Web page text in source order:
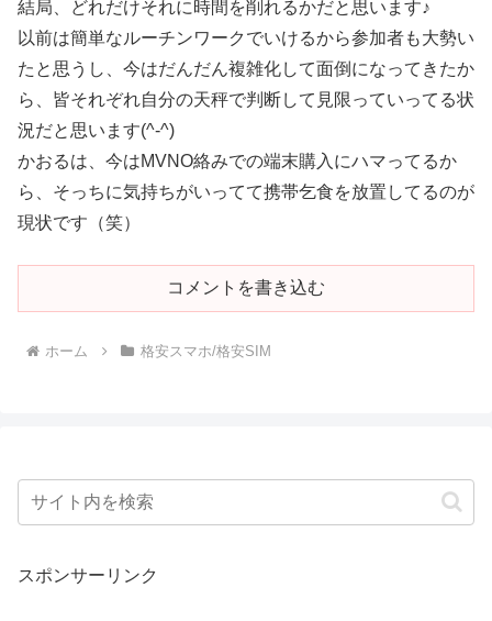
結局、どれだけそれに時間を削れるかだと思います♪
以前は簡単なルーチンワークでいけるから参加者も大勢い
たと思うし、今はだんだん複雑化して面倒になってきたか
ら、皆それぞれ自分の天秤で判断して見限っていってる状
況だと思います(^-^)
かおるは、今はMVNO絡みでの端末購入にハマってるか
ら、そっちに気持ちがいってて携帯乞食を放置してるのが
現状です（笑）
コメントを書き込む
ホーム 格安スマホ/格安SIM
スポンサーリンク